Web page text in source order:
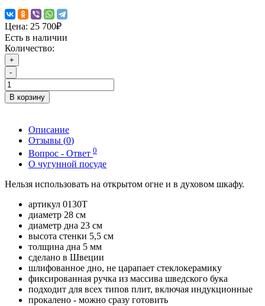
Цена: 25 700₽
Есть в наличии
Количество:
+
-
В корзину
Описание
Отзывы (0)
Вопрос - Ответ 0
О чугунной посуде
Нельзя использовать на открытом огне и в духовом шкафу.
артикул 0130T
диаметр 28 см
диаметр дна 23 см
высота стенки 5,5 см
толщина дна 5 мм
сделано в Швеции
шлифованное дно, не царапает стеклокерамику
фиксированная ручка из массива шведского бука
подходит для всех типов плит, включая индукционные
прокалено - можно сразу готовить